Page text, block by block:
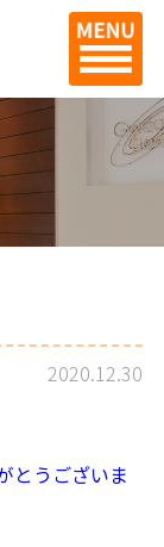
2020.12.30
とうございま